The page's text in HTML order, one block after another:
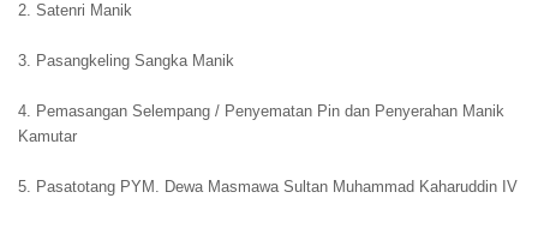
2. Satenri Manik
3. Pasangkeling Sangka Manik
4. Pemasangan Selempang / Penyematan Pin dan Penyerahan Manik
Kamutar
5. Pasatotang PYM. Dewa Masmawa Sultan Muhammad Kaharuddin IV